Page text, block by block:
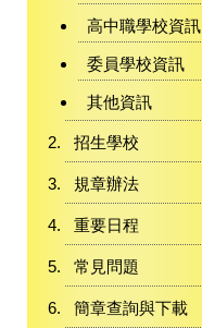
高中職學校資訊
委員學校資訊
其他資訊
招生學校
規章辦法
重要日程
常見問題
簡章查詢與下載